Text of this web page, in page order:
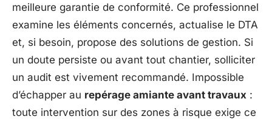
meilleure garantie de conformité. Ce professionnel
examine les éléments concernés, actualise le DTA
et, si besoin, propose des solutions de gestion. Si
un doute persiste ou avant tout chantier, solliciter
un audit est vivement recommandé. Impossible
d’échapper au repérage amiante avant travaux :
toute intervention sur des zones à risque exige ce